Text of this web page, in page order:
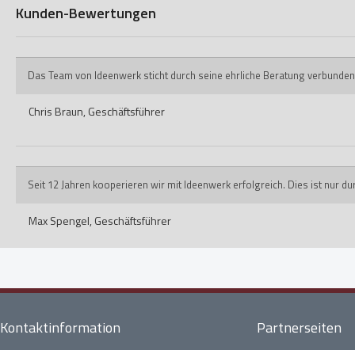
Kunden-Bewertungen
Das Team von Ideenwerk sticht durch seine ehrliche Beratung
Chris Braun, Geschäftsführer
Seit 12 Jahren kooperieren wir mit Ideenwerk erfolgreich. Dies ist nur
Max Spengel, Geschäftsführer
Kontaktinformation Partnerseiten